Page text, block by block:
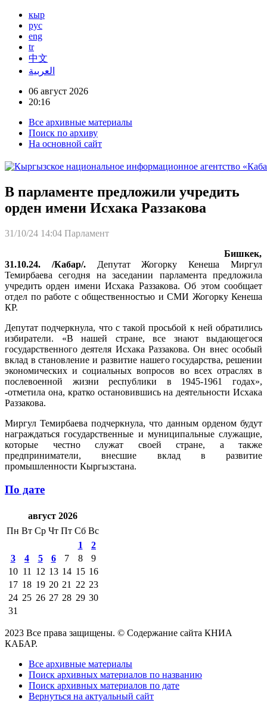
кыр
рус
eng
tr
中文
العربية
06 август 2026
20:16
Все архивные материалы
Поиск по архиву
На основной сайт
В парламенте предложили учредить
орден имени Исхака Раззакова
31/10/24 14:04 Парламент
Бишкек,
31.10.24. /Кабар/.Депутат Жогорку Кенеша Миргул
Темирбаева сегодня на заседании парламента предложила
учредить орден имени Исхака Раззакова. Об этом сообщает
отдел по работе с общественностью и СМИ Жогорку Кенеша
КР.
Депутат подчеркнула, что с такой просьбой к ней обратились
избиратели. «В нашей стране, все знают выдающегося
государственного деятеля Исхака Раззакова. Он внес особый
вклад в становление и развитие нашего государства, решении
экономических и социальных вопросов во всех отраслях в
послевоенной жизни республики в 1945-1961 годах»,
-отметила она, кратко остановившись на деятельности Исхака
Раззакова.
Миргул Темирбаева подчеркнула, что данным орденом будут
награждаться государственные и муниципальные служащие,
которые честно служат своей стране, а также
предприниматели, внесшие вклад в развитие
промышленности Кыргызстана.
По дате
август 2026
Пн Вт Ср Чт Пт Сб Вс
1
2
3
4 5 6 7 8
9
10 11 12 13 14 15 16
17 18 19 20 21 22 23
24 25 26 27 28 29 30
31
2023 Все права защищены. © Содержание сайта КНИА
КАБАР.
Все архивные материалы
Поиск архивных материалов по названию
Поиск архивных материалов по дате
Вернуться на актуальный сайт